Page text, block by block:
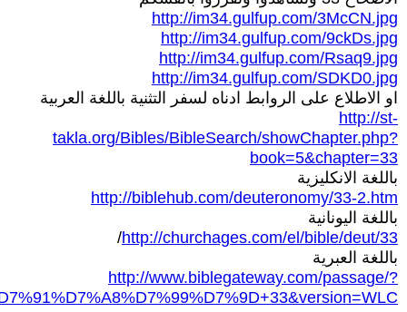
http://im34.gulfup.com/3McCN.jpg
http://im34.gulfup.com/9ckDs.jpg
http://im34.gulfup.com/Rsaq9.jpg
http://im34.gulfup.com/SDKD0.jpg
او الاطلاع على الروابط ادناه لسفر التثنية باللغة العربية
http://st-
takla.org/Bibles/BibleSearch/showChapter.php?
book=5&chapter=33
باللغة الانكليزية
http://biblehub.com/deuteronomy/33-2.htm
باللغة اليونانية
http://churchages.com/el/bible/deut/33
/
باللغة العبرية
http://www.biblegateway.com/passage/?